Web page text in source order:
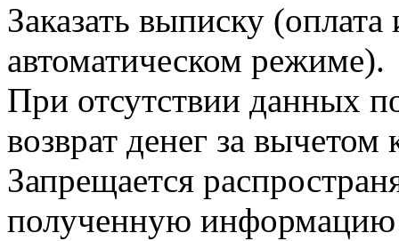
Заказать выписку
автоматическом режиме).
При отсутствии данных
возврат денег за
Запрещается
полученную информацию